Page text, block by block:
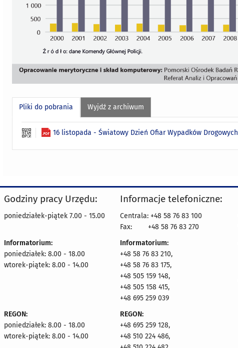
Pliki do pobrania Wyjdź z archiwum
16 listopada - Światowy Dzień Ofiar Wypadków Drogowych
Godziny pracy Urzędu:
poniedziałek-piątek 7.00 - 15.00
Informatorium:
poniedziałek: 8.00 - 18.00
wtorek-piątek: 8.00 - 14.00
REGON:
poniedziałek: 8.00 - 18.00
wtorek-piątek: 8.00 - 14.00
Informacje telefoniczne:
Centrala: +48 58 76 83 100
Fax:
+48 58 76 83 270
Informatorium:
+48 58 76 83 210,
+48 58 76 83 175,
+48 505 159 148,
+48 505 158 415,
+48 695 259 039
REGON:
+48 695 259 128,
+48 510 224 486,